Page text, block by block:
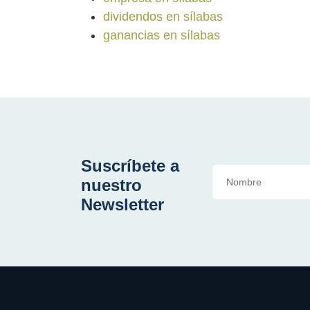
dividendos en sílabas
ganancias en sílabas
Suscríbete a
nuestro
Newsletter